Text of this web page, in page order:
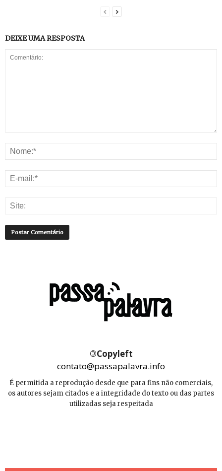
DEIXE UMA RESPOSTA
©Copyleft
contato@passapalavra.info
É permitida a reprodução desde que para fins não comerciais,
os autores sejam citados e a integridade do texto ou das partes
utilizadas seja respeitada